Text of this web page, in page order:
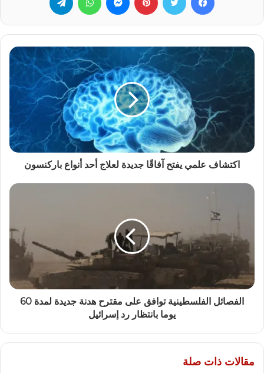
اكتشاف علمي يفتح آفاقًا جديدة لعلاج أحد أنواع باركنسون
الفصائل الفلسطينية توافق على مقترح هدنة جديدة لمدة 60
يوما بانتظار رد إسرائيل
مقالات ذات صلة